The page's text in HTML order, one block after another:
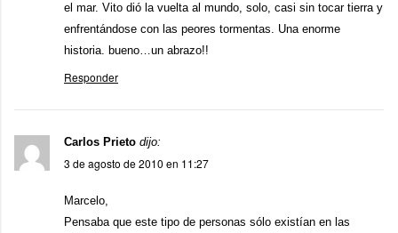
el mar. Vito dió la vuelta al mundo, solo, casi sin tocar tierra y
enfrentándose con las peores tormentas. Una enorme
historia. bueno…un abrazo!!
Responder
Carlos Prieto dijo:
3 de agosto de 2010 en 11:27
Marcelo,
Pensaba que este tipo de personas sólo existían en las